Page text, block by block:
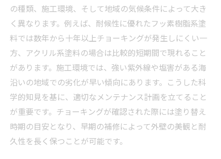
の種類、施工環境、そして地域の気候条件によって大き
く異なります。例えば、耐候性に優れたフッ素樹脂系塗
料では数年から十年以上チョーキングが発生しにくい一
方、アクリル系塗料の場合は比較的短期間で現れること
があります。施工環境では、強い紫外線や塩害がある海
沿いの地域での劣化が早い傾向にあります。こうした科
学的知見を基に、適切なメンテナンス計画を立てること
が重要です。チョーキングが確認された際には塗り替え
時期の目安となり、早期の補修によって外壁の美観と耐
久性を長く保つことが可能です。